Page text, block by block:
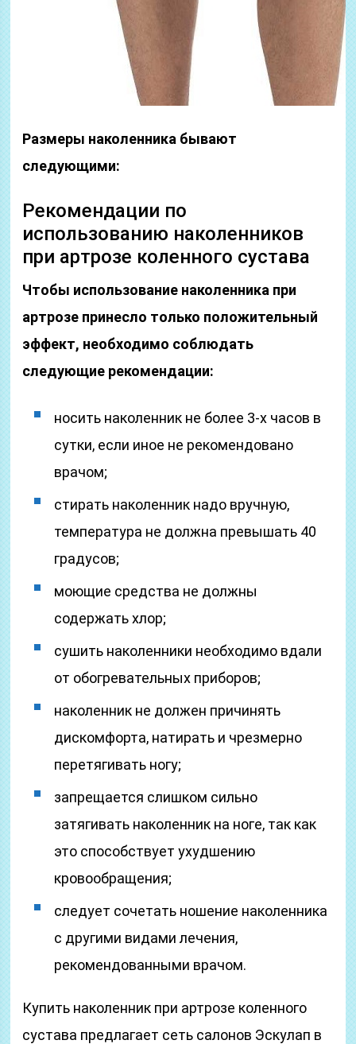
Размеры наколенника бывают
следующими:
Рекомендации по
использованию наколенников
при артрозе коленного сустава
Чтобы использование наколенника при
артрозе принесло только положительный
эффект, необходимо соблюдать
следующие рекомендации:
носить наколенник не более 3-х часов в
сутки, если иное не рекомендовано
врачом;
стирать наколенник надо вручную,
температура не должна превышать 40
градусов;
моющие средства не должны
содержать хлор;
сушить наколенники необходимо вдали
от обогревательных приборов;
наколенник не должен причинять
дискомфорта, натирать и чрезмерно
перетягивать ногу;
запрещается слишком сильно
затягивать наколенник на ноге, так как
это способствует ухудшению
кровообращения;
следует сочетать ношение наколенника
с другими видами лечения,
рекомендованными врачом.
Купить наколенник при артрозе коленного
сустава предлагает сеть салонов Эскулап в